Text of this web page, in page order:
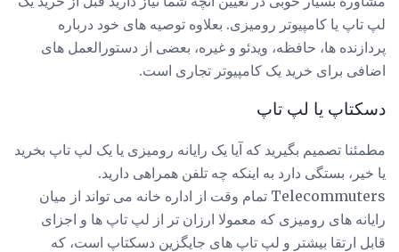
لپ تاپ یا کامپیوتر رومیزی. بعلاوه توصیه های خود درباره
پردازنده ها، حافظه، ویدئو و غیره، بعضی از دستورالعمل های
اضافی برای خرید یک کامپیوتر تجاری است.
دسکتاپ یا لپ تاپ
مطمئنا تصمیم بگیرید که آیا یک رایانه رومیزی یا یک لپ تاپ بخرید
یا خیر، بستگی دارد به اینکه چه تلفن همراهی دارید.
Telecommuters تمام وقت از اداره خانه می تواند از میان
رایانه های رومیزی که معمولا ارزان تر از لپ تاپ ها و اجزای
قابل ارتقا بیشتر و لپ تاپ های جایگزین دسکتاپ است، که